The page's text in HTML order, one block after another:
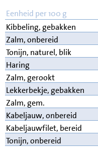
Eenheid per 100 g
Kibbeling, gebakken
Zalm, onbereid
Tonijn, naturel, blik
Haring
Zalm, gerookt
Lekkerbekje, gebakken
Zalm, gem.
Kabeljauw, onbereid
Kabeljauwfilet, bereid
Tonijn, onbereid